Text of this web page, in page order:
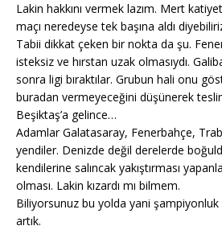
Lakin hakkını vermek lazım. Mert
maçı neredeyse tek başına aldı
Tabii dikkat çeken bir nokta da şu.
isteksiz ve hırstan uzak olmasıydı.
sonra ligi bıraktılar. Grubun hali onu
buradan vermeyeceğini düşünerek
Beşiktaş’a gelince…
Adamlar Galatasaray, Fenerbahçe,
yendiler. Denizde değil derelerde
kendilerine salıncak yakıştırması
olması. Lakin kızardı mı bilmem.
Biliyorsunuz bu yolda yani
artık.